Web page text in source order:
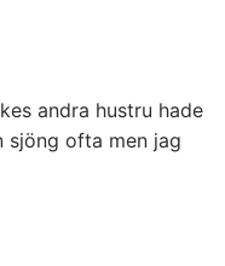
andra hustru hade
sjöng ofta men jag